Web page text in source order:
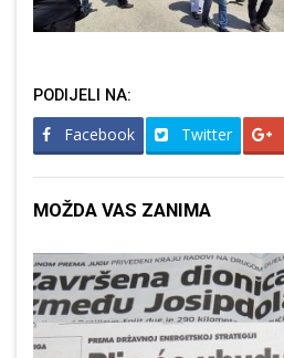
PODIJELI NA:
Facebook Twitter
MOŽDA VAS ZANIMA